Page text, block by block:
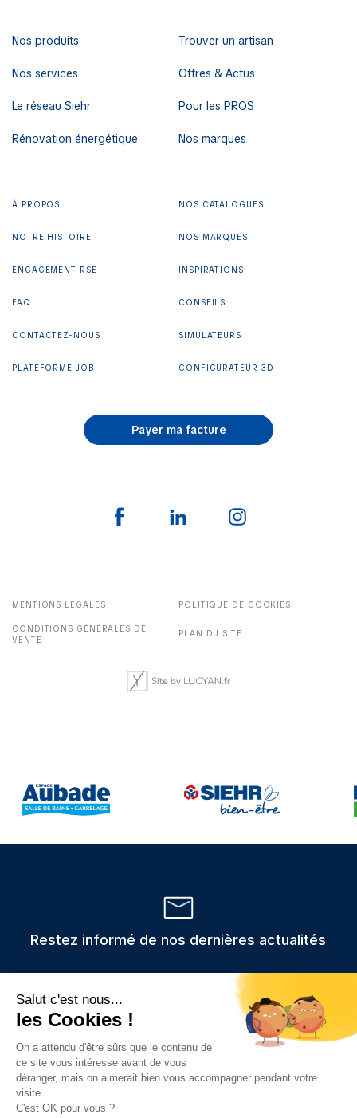
Nos produits
Nos services
Le réseau Siehr
Rénovation énergétique
Trouver un artisan
Offres & Actus
Pour les PROS
Nos marques
À PROPOS
NOTRE HISTOIRE
ENGAGEMENT RSE
FAQ
CONTACTEZ-NOUS
PLATEFORME JOB
NOS CATALOGUES
NOS MARQUES
INSPIRATIONS
CONSEILS
SIMULATEURS
CONFIGURATEUR 3D
Payer ma facture
MENTIONS LÉGALES POLITIQUE DE COOKIES
CONDITIONS GÉNÉRALES DE
VENTE
PLAN DU SITE
Restez informé de nos dernières actualités
Veuillez
laisser
ce
champ
vide.
Les informations recueillies via ce formulaire sont stockées et
utilisées uniquement pour traiter votre demande,
conformément au RGPD.